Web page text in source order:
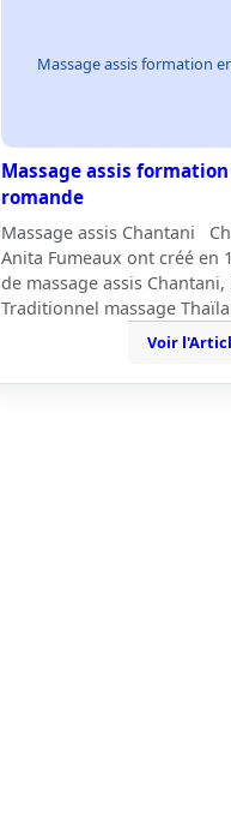
Massage assis formation
Massage assis
romande
Massage assis Chantani
Anita Fumeaux ont créé en
de massage assis Chantani,
Traditionnel massage
Voir